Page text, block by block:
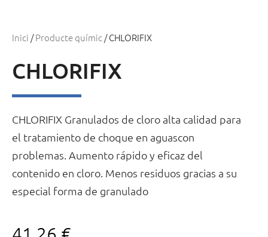
Inici /Producte químic/ CHLORIFIX
CHLORIFIX
CHLORIFIX Granulados de cloro alta calidad para
el tratamiento de choque en aguascon
problemas. Aumento rápido y eficaz del
contenido en cloro. Menos residuos gracias a su
especial forma de granulado